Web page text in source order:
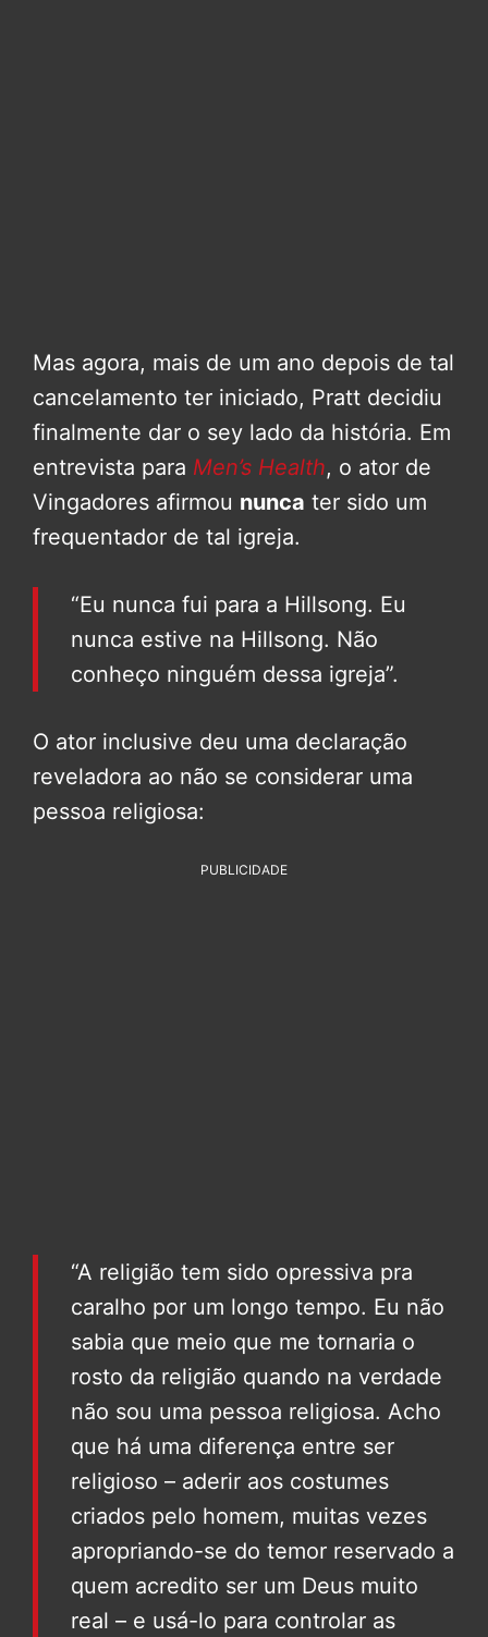
Mas agora, mais de um ano depois de tal
cancelamento ter iniciado, Pratt decidiu
finalmente dar o sey lado da história. Em
entrevista para Men’s Health, o ator de
Vingadores afirmou nunca ter sido um
frequentador de tal igreja.
“Eu nunca fui para a Hillsong. Eu
nunca estive na Hillsong. Não
conheço ninguém dessa igreja”.
O ator inclusive deu uma declaração
reveladora ao não se considerar uma
pessoa religiosa:
PUBLICIDADE
“A religião tem sido opressiva pra
caralho por um longo tempo. Eu não
sabia que meio que me tornaria o
rosto da religião quando na verdade
não sou uma pessoa religiosa. Acho
que há uma diferença entre ser
religioso – aderir aos costumes
criados pelo homem, muitas vezes
apropriando-se do temor reservado a
quem acredito ser um Deus muito
real – e usá-lo para controlar as